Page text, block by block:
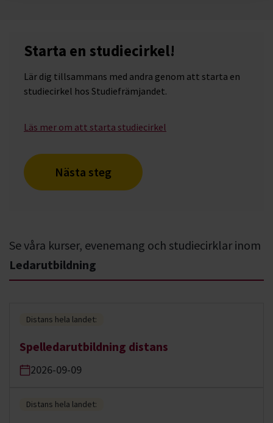
Starta en studiecirkel!
Lär dig tillsammans med andra genom att starta en
studiecirkel hos Studiefrämjandet.
Läs mer om att starta studiecirkel
Nästa steg
Se våra kurser, evenemang och studiecirklar inom
Ledarutbildning
Distans hela landet:
Spelledarutbildning distans
2026-09-09
Distans hela landet: